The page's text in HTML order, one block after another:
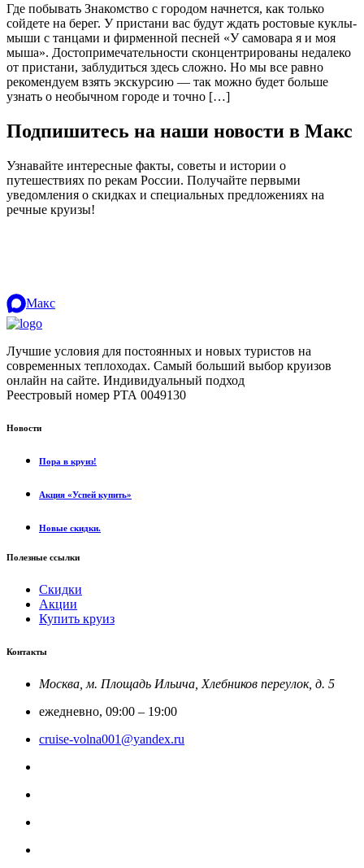
Где побывать Знакомство с городом начнется, как только
сойдете на берег. У пристани вас будут ждать ростовые куклы-
мыши с танцами и фирменной песней «У самовара я и моя
мыша». Достопримечательности сконцентрированы недалеко
от пристани, заблудиться здесь сложно. Но мы все равно
рекомендуем взять экскурсию — так можно будет больше
узнать о необычном городе и точно […]
Подпишитесь на наши новости в Макс
Узнавайте интересные факты, советы и истории о
путешествиях по рекам России. Получайте первыми
уведомления о скидках и специальных предложениях на
речные круизы!
Макс
Лучшие условия для постоянных и новых туристов на
современных теплоходах. Самый больший выбор круизов
онлайн на сайте. Индивидуальный подход
Реестровый номер РТА 0049130
Новости
Пора в круиз!
Акция «Успей купить»
Новые скидки.
Полезные ссылки
Скидки
Акции
Купить круиз
Контакты
Москва, м. Площадь Ильича, Хлебников переулок, д. 5
ежедневно, 09:00 – 19:00
cruise-volna001@yandex.ru